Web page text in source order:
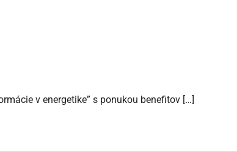
v energetike” s ponukou benefitov […]